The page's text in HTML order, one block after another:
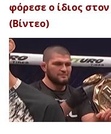
φόρεσε ο ίδιος
(Βίντεο)